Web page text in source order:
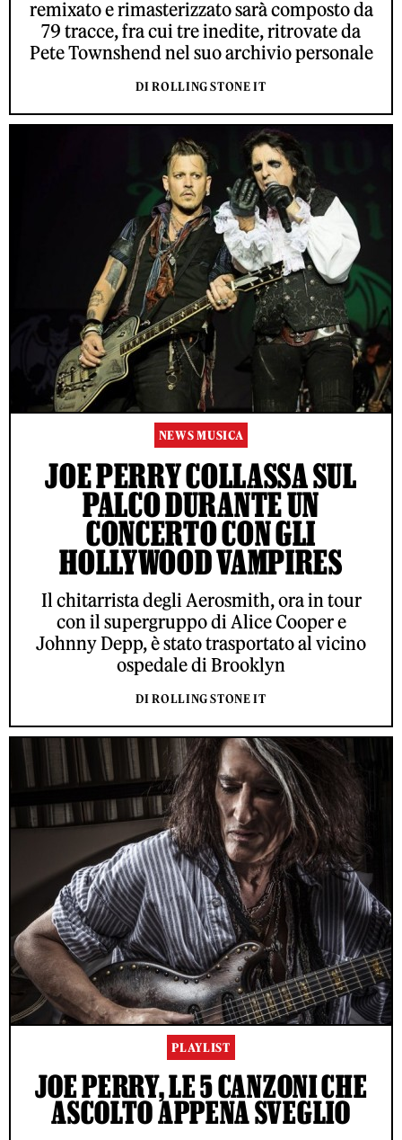
remixato e rimasterizzato sarà composto da
79 tracce, fra cui tre inedite, ritrovate da
Pete Townshend nel suo archivio personale
DI ROLLING STONE IT
NEWS MUSICA
JOE PERRY COLLASSA SUL
PALCO DURANTE UN
CONCERTO CON GLI
HOLLYWOOD VAMPIRES
Il chitarrista degli Aerosmith, ora in tour
con il supergruppo di Alice Cooper e
Johnny Depp, è stato trasportato al vicino
ospedale di Brooklyn
DI ROLLING STONE IT
PLAYLIST
JOE PERRY, LE 5 CANZONI CHE
ASCOLTO APPENA SVEGLIO